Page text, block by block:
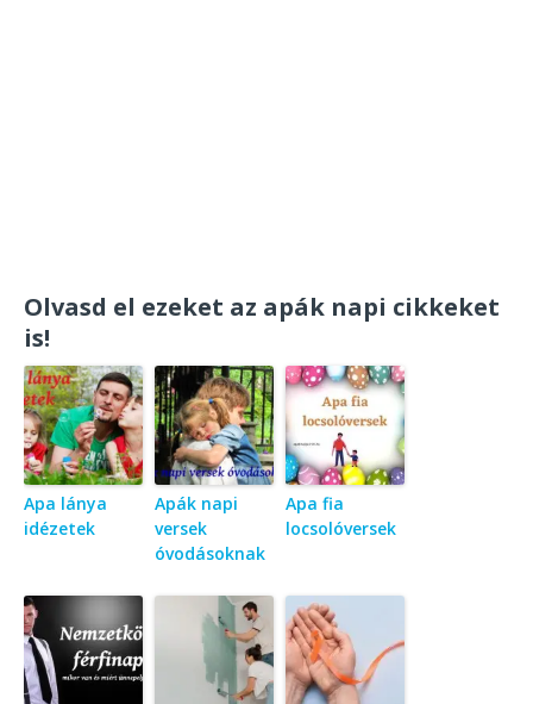
Olvasd el ezeket az apák napi cikkeket
is!
Apa lánya
idézetek
Apák napi
versek
óvodásoknak
Apa fia
locsolóversek